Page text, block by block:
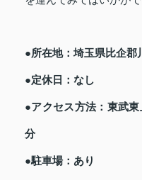
●所在地：埼玉県比企郡
●定休日：なし
●アクセス方法：東武
分
●駐車場：あり